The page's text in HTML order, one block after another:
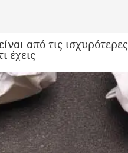
από τις
έχεις